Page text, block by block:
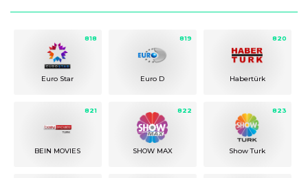
818
Euro Star
819
Euro D
820
Habertürk
821
BEIN MOVIES
822
SHOW MAX
823
Show Turk